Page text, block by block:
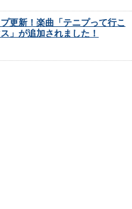
更新！楽曲「テニプって行こ
」が追加されました！